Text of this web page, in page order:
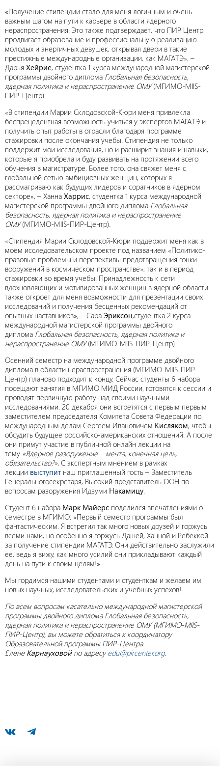
«Получение стипендии стало для меня логичным и очень
важным шагом на пути к карьере в области ядерного
нераспространения. Это также подтверждает, что ПИР Центр
продвигает образование и профессиональную реализацию
молодых и энергичных девушек, открывая двери в такие
престижные международные организации, как МАГАТЭ», –
Дарья Хейрие, студентка 1 курса международной магистерской
программы двойного диплома Глобальная безопасность,
ядерная политика и нераспространение ОМУ(МГИМО-MIIS-
ПИР-Центр).
«В стипендии Марии Склодовской-Кюри меня привлекла
беспрецедентная возможность учиться у экспертов МАГАТЭ и
получить опыт работы в отрасли благодаря программе
стажировки после окончания учебы. Стипендия не только
поддержит мои исследования, но и расширит знания и навыки,
которые я приобрела и буду развивать на протяжении всего
обучения в магистратуре. Более того, она свяжет меня с
глобальной сетью амбициозных женщин, которых я
рассматриваю как будущих лидеров и соратников в ядерном
секторе», – Ханна Харрис, студентка 1 курса международной
магистерской программы двойного диплома Глобальная
безопасность, ядерная политика и нераспространение
ОМУ(МГИМО-MIIS-ПИР-Центр).
«Стипендия Марии Склодовской-Кюри поддержит меня как в
моем исследовательском проекте под названием «Политико-
правовые проблемы и перспективы предотвращения гонки
вооружений в космическом пространстве», так и в период
стажировки во время учебы. Принадлежность к сети
вдохновляющих и мотивированных женщин в ядерной области
также откроет для меня возможности для презентации своих
исследований и получения бесценных рекомендаций от
опытных наставников», – Сара Эриксон,студентка 2 курса
международной магистерской программы двойного
диплома Глобальная безопасность, ядерная политика и
нераспространение ОМУ(МГИМО-MIIS-ПИР-Центр).
Осенний семестр на международной программе двойного
диплома в области нераспространения (МГИМО-MIIS-ПИР-
Центр) планово подходит к концу. Сейчас студенты 6 набора
посещают занятия в МГИМО МИД России, готовятся к сессии и
проводят первичную работу над своими научными
исследованиями. 20 декабря они встретятся с первым первым
заместителем председателя Комитета Совета Федерации по
международным делам Сергеем Ивановичем Кисляком, чтобы
обсудить будущее российско-американских отношений. А после
они примут участие в публичной онлайн лекции на
тему «Ядерное разоружение – мечта, конечная цель,
обязательство?». С экспертным мнением в рамках
лекции выступит наш приглашенный гость – Заместитель
Генеральногосекретаря, Высокий представитель ООН по
вопросам разоружения Идзуми Накамицу.
Студент 6 набора Марк Майерс поделился впечатлениями о
семестре в МГИМО: «Первый семестр программы был
фантастическим. Я встретил так много новых друзей и горжусь
всеми нами, но особенно я горжусь Дашей, Ханной и Ребеккой
за получение стипендии МАГАТЭ. Они действительно заслужили
ее, ведь я вижу, как много усилий они прикладывают каждый
день на пути к своим целям!».
Мы гордимся нашими студентами и студенткам и желаем им
новых научных, исследовательских и учебных успехов!
По всем вопросам касательно международной магистерской
программы двойного диплома Глобальная безопасность,
ядерная политика и нераспространение ОМУ (МГИМО-MIIS-
ПИР-Центр), вы можете обратиться к координатору
Образовательной программы ПИР-Центра
Елене Карнауховойпо адресуedu@pircenter.org.